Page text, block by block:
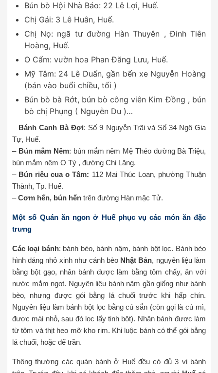
Bún bò Hội Nhà Báo: 22 Lê Lợi, Huế.
Chị Gái: 3 Lê Huân, Huế.
Chị Nọ: ngã tư đường Hàn Thuyên , Đinh Tiên
Hoàng, Huế.
O Cẩm: vườn hoa Phan Đăng Lưu, Huế.
Mỹ Tâm: 24 Lê Duẩn, gần bến xe Nguyễn Hoàng
(bán vào buổi chiều, tối )
Bún bò bà Rớt, bún bò công viên Kim Đồng , bún
bò chị Phụng ( Nguyễn Du )…
– Bánh Canh Bà Đợi: Số 9 Nguyễn Trãi và Số 34 Ngô Gia
Tự, Huế.
– Bún mắm Nêm: bún mắm nêm Mệ Thẻo đường Bà Triệu,
bún mắm nêm O Tý , đường Chi Lăng.
– Bún riêu cua o Tâm: 112 Mai Thúc Loan, phường Thuận
Thành, Tp. Huế.
–Cơm hến, bún hến trên đường Hàn mặc Tử.
Một số Quán ăn ngon ở Huế phục vụ các món ăn đặc
trưng
Các loại bánh: bánh bèo, bánh nậm, bánh bột lọc. Bánh bèo
hình dáng nhỏ xinh như cánh bèo Nhật Bản, nguyên liệu làm
bằng bột gạo, nhân bánh được làm bằng tôm chấy, ăn với
nước mắm ngọt. Nguyên liệu bánh nậm gần giống như bánh
bèo, nhưng được gói bằng lá chuối trước khi hấp chín.
Nguyên liệu làm bánh bột lọc bằng củ sắn (còn gọi là củ mì,
được mài nhỏ, sau đó lọc lấy tinh bột). Nhân bánh được làm
từ tôm và thịt heo mỡ kho rim. Khi luộc bánh có thể gói bằng
lá chuối, hoặc để trần.
Thông thường các quán bánh ở Huế đều có đủ 3 vị bánh